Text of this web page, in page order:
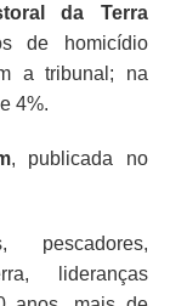
da Terra
de homicídio
a tribunal; na
4%.
, publicada no
pescadores,
lideranças